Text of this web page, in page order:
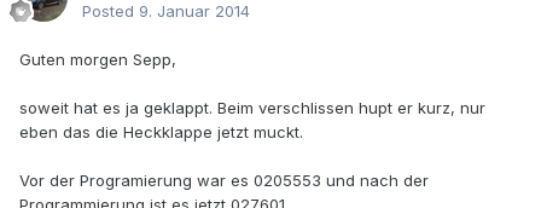
Posted 9. Januar 2014
Guten morgen Sepp,
soweit hat es ja geklappt. Beim verschlissen hupt er kurz, nur
eben das die Heckklappe jetzt muckt.
Vor der Programierung war es 0205553 und nach der